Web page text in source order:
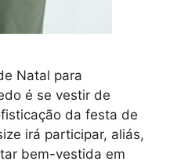
Natal para
é se vestir de
da festa de
irá participar, aliás,
bem-vestida em